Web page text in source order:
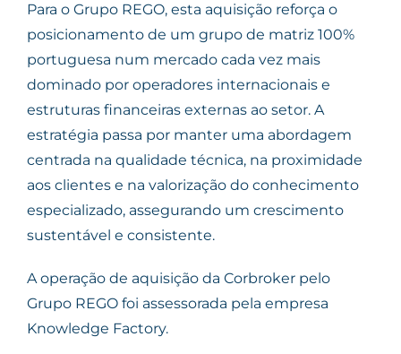
Para o Grupo REGO, esta aquisição reforça o
posicionamento de um grupo de matriz 100%
portuguesa num mercado cada vez mais
dominado por operadores internacionais e
estruturas financeiras externas ao setor. A
estratégia passa por manter uma abordagem
centrada na qualidade técnica, na proximidade
aos clientes e na valorização do conhecimento
especializado, assegurando um crescimento
sustentável e consistente.
A operação de aquisição da Corbroker pelo
Grupo REGO foi assessorada pela empresa
Knowledge Factory.